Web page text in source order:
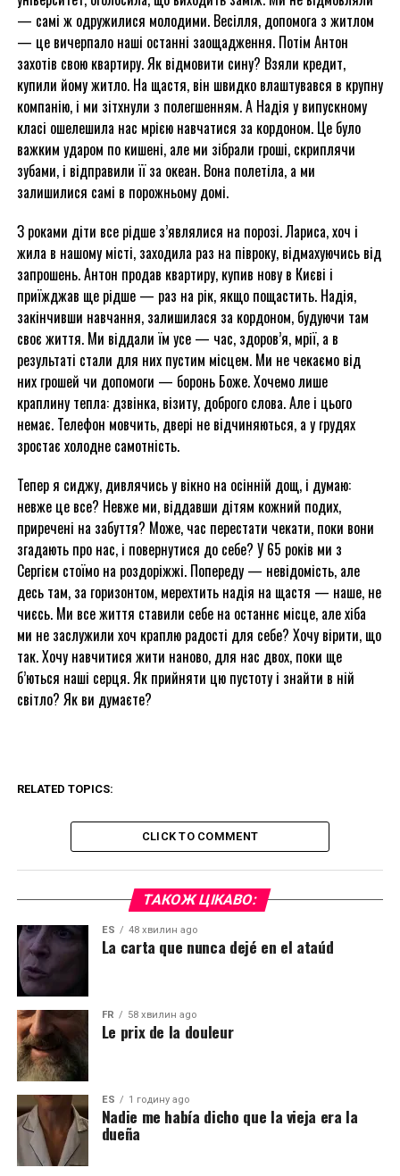
— самі ж одружилися молодими. Весілля, допомога з житлом
— це вичерпало наші останні заощадження. Потім Антон
захотів свою квартиру. Як відмовити сину? Взяли кредит,
купили йому житло. На щастя, він швидко влаштувався в крупну
компанію, і ми зітхнули з полегшенням. А Надія у випускному
класі ошелешила нас мрією навчатися за кордоном. Це було
важким ударом по кишені, але ми зібрали гроші, скриплячи
зубами, і відправили її за океан. Вона полетіла, а ми
залишилися самі в порожньому домі.
З роками діти все рідше з’являлися на порозі. Лариса, хоч і
жила в нашому місті, заходила раз на півроку, відмахуючись від
запрошень. Антон продав квартиру, купив нову в Києві і
приїжджав ще рідше — раз на рік, якщо пощастить. Надія,
закінчивши навчання, залишилася за кордоном, будуючи там
своє життя. Ми віддали їм усе — час, здоров’я, мрії, а в
результаті стали для них пустим місцем. Ми не чекаємо від
них грошей чи допомоги — боронь Боже. Хочемо лише
краплину тепла: дзвінка, візиту, доброго слова. Але і цього
немає. Телефон мовчить, двері не відчиняються, а у грудях
зростає холодне самотність.
Тепер я сиджу, дивлячись у вікно на осінній дощ, і думаю:
невже це все? Невже ми, віддавши дітям кожний подих,
приречені на забуття? Може, час перестати чекати, поки вони
згадають про нас, і повернутися до себе? У 65 років ми з
Сергієм стоїмо на роздоріжжі. Попереду — невідомість, але
десь там, за горизонтом, мерехтить надія на щастя — наше, не
чиєсь. Ми все життя ставили себе на останнє місце, але хіба
ми не заслужили хоч краплю радості для себе? Хочу вірити, що
так. Хочу навчитися жити наново, для нас двох, поки ще
б’ються наші серця. Як прийняти цю пустоту і знайти в ній
світло? Як ви думаєте?
RELATED TOPICS:
CLICK TO COMMENT
ТАКОЖ ЦІКАВО:
ES 48 хвилин ago
La carta que nunca dejé en el ataúd
FR 58 хвилин ago
Le prix de la douleur
ES 1 годину ago
Nadie me había dicho que la vieja era la
dueña